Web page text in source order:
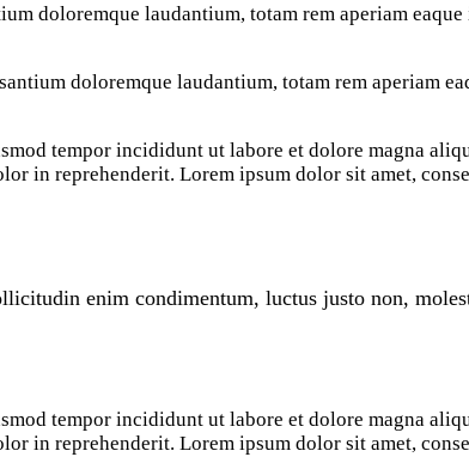
doloremque laudantium, totam rem aperiam
doloremque laudantium, totam rem aperiam
tempor incididunt ut labore et dolore magna
in reprehenderit. Lorem ipsum dolor sit amet,
enim condimentum, luctus justo non,
tempor incididunt ut labore et dolore magna
in reprehenderit. Lorem ipsum dolor sit amet,